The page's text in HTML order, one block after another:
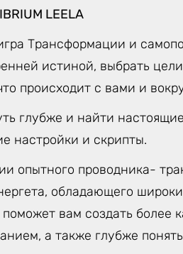
LEELA
Трансформации и
истиной, выбрать
происходит с вами и
глубже и найти
настройки и скрипты.
опытного проводника-
обладающего
вам создать более
а также глубже